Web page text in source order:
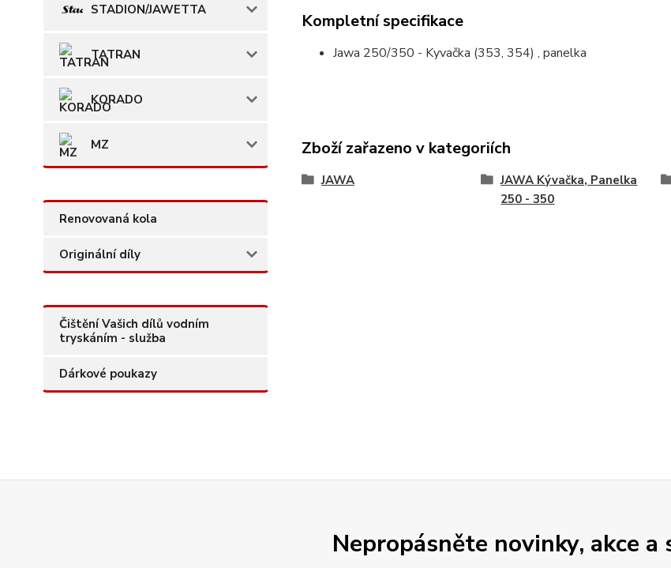
STADION/JAWETTA
TATRAN
KORADO
MZ
Renovovaná kola
Originální díly
Čištění Vašich dílů vodním
tryskáním - služba
Dárkové poukazy
Kompletní specifikace
Jawa 250/350 - Kyvačka (353, 354) , panelka
Zboží zařazeno v kategoriích
JAWA
JAWA Kývačka, Panelka
250 - 350
Nepropásněte novinky, akce a